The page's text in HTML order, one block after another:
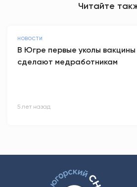
Читайте
НОВОСТИ
В Югре первые уколы
сделают медработникам
5 лет назад